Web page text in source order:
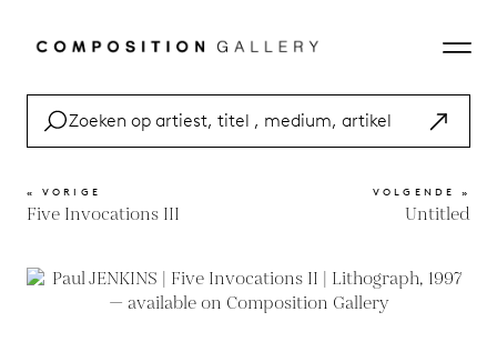
« VORIGE
Five Invocations III
VOLGENDE »
Untitled